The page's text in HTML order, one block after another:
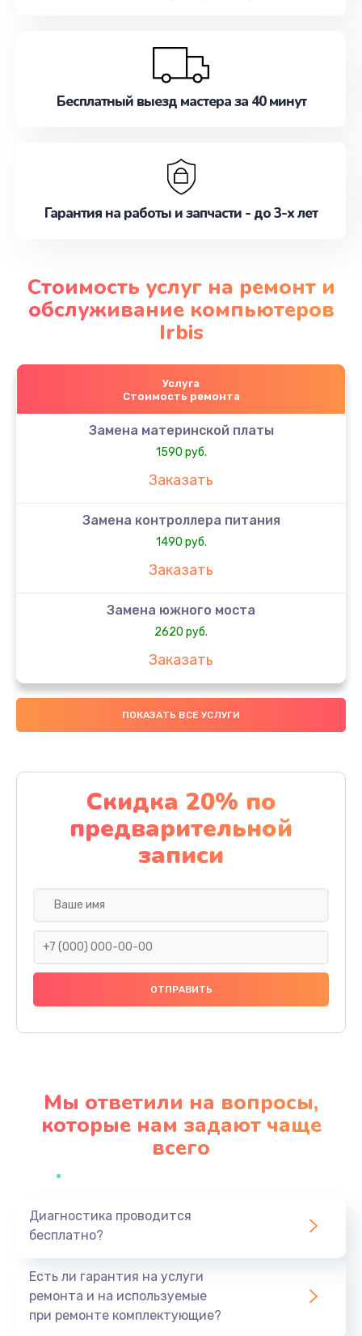
Бесплатный выезд мастера за 40 минут
Гарантия на работы и запчасти - до 3-х лет
Стоимость услуг на ремонт и
обслуживание компьютеров
Irbis
Услуга
Стоимость ремонта
Замена материнской платы
1590 руб.
Заказать
Замена контроллера питания
1490 руб.
Заказать
Замена южного моста
2620 руб.
Заказать
Чистка от пыли
940 руб.
Настройка ОС
1060 руб.
Заказать
Замена видеочипа
2990 руб.
Заказать
Замена видеокарты
Заказать
ПОКАЗАТЬ ВСЕ УСЛУГИ
Скидка 20% по
предварительной
записи
Мы ответили на вопросы,
которые нам задают чаще
всего
Диагностика проводится
бесплатно?
Есть ли гарантия на услуги
ремонта и на используемые
при ремонте комплектующие?